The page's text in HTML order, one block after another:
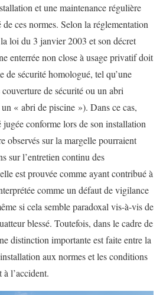
et une maintenance régulière
ces normes. Selon la réglementation
loi du 3 janvier 2003 et son décret
enterrée non close à usage privatif doit
de sécurité homologué, tel qu’une
de sécurité ou un abri
« abri de piscine »). Dans ce cas,
conforme lors de son installation
observés sur la margelle pourraient
sur l’entretien continu des
est prouvée comme ayant contribué à
comme un défaut de vigilance
si cela semble paradoxal vis-à-vis de
blessé. Toutefois, dans le cadre de
distinction importante est faite entre la
aux normes et les conditions
l’accident.